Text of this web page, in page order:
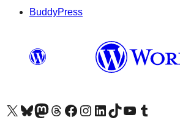
BuddyPress
Visit our X (formerly Twitter) account
Visit our Bluesky account
Επισκεφθείτε τον λογαριασμό μας στο Mastodon
Visit our Threads account
Επισκεφτείτε τη σελίδα μας στο Facebook
Επισκεφθείτε τον λογαριασμό μας Instagram
Επισκεφθείτε τον λογαριασμό μας LinkedIn
Visit our TikTok account
Visit our YouTube channel
Visit our Tumblr account